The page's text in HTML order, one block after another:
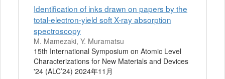
Identification of inks drawn on papers by the
total-electron-yield soft X-ray absorption
spectroscopy
M. Mamezaki, Y. Muramatsu
15th International Symposium on Atomic Level
Characterizations for New Materials and Devices
'24 (ALC’24) 2024年11月